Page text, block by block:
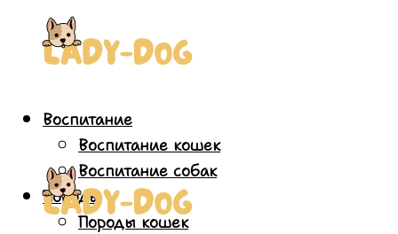
Воспитание
Воспитание кошек
Воспитание собак
Породы
Породы кошек